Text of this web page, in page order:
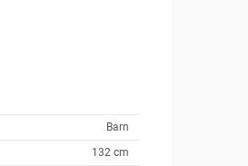
Barn
132 cm